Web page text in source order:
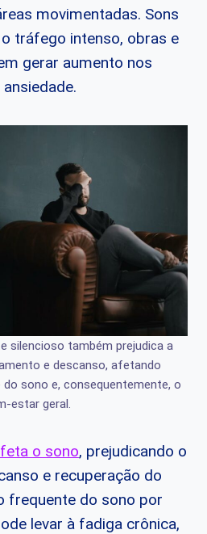
movimentadas. Sons
tráfego intenso, obras e
gerar aumento nos
silencioso também prejudica a
e descanso, afetando
sono e, consequentemente, o
estar geral.
o sono, prejudicando o
e recuperação do
frequente do sono por
levar à fadiga crônica,